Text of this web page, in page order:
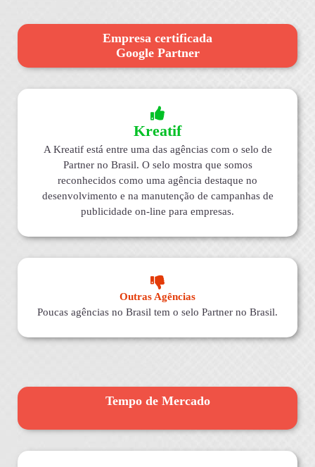
Empresa certificada
Google Partner
Kreatif
A Kreatif está entre uma das agências com o selo de
Partner no Brasil. O selo mostra que somos
reconhecidos como uma agência destaque no
desenvolvimento e na manutenção de campanhas de
publicidade on-line para empresas.
Outras Agências
Poucas agências no Brasil tem o selo Partner no Brasil.
Tempo de Mercado